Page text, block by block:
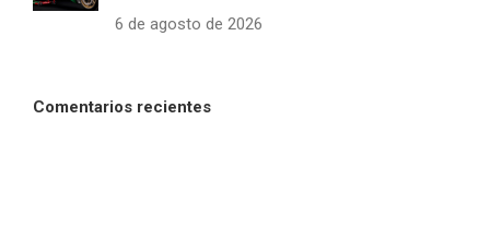
6 de agosto de 2026
Comentarios recientes